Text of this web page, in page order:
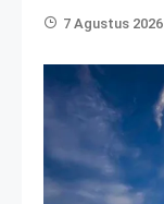
7 Agustus 2026